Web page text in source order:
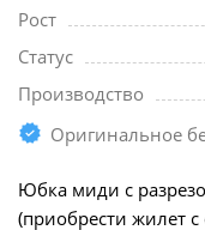
Рост
Статус
Производство
Оригинальное
Юбка миди с
(приобрести жилет